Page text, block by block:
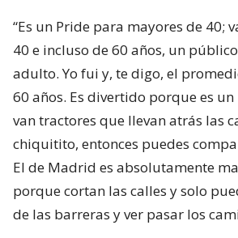
“Es un Pride para mayores de 40;
40 e incluso de 60 años, un
adulto. Yo fui y, te digo, el
60 años. Es divertido porque es
van tractores que llevan atrás las
chiquitito, entonces puedes
El de Madrid es absolutamente
porque cortan las calles y solo
de las barreras y ver pasar los